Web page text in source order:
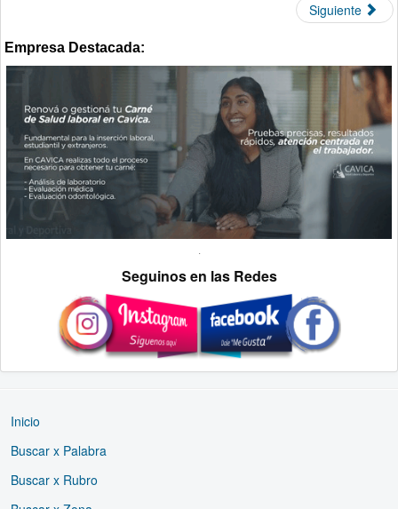
Siguiente
Empresa Destacada:
.
Seguinos en las Redes
Inicio
Buscar x Palabra
Buscar x Rubro